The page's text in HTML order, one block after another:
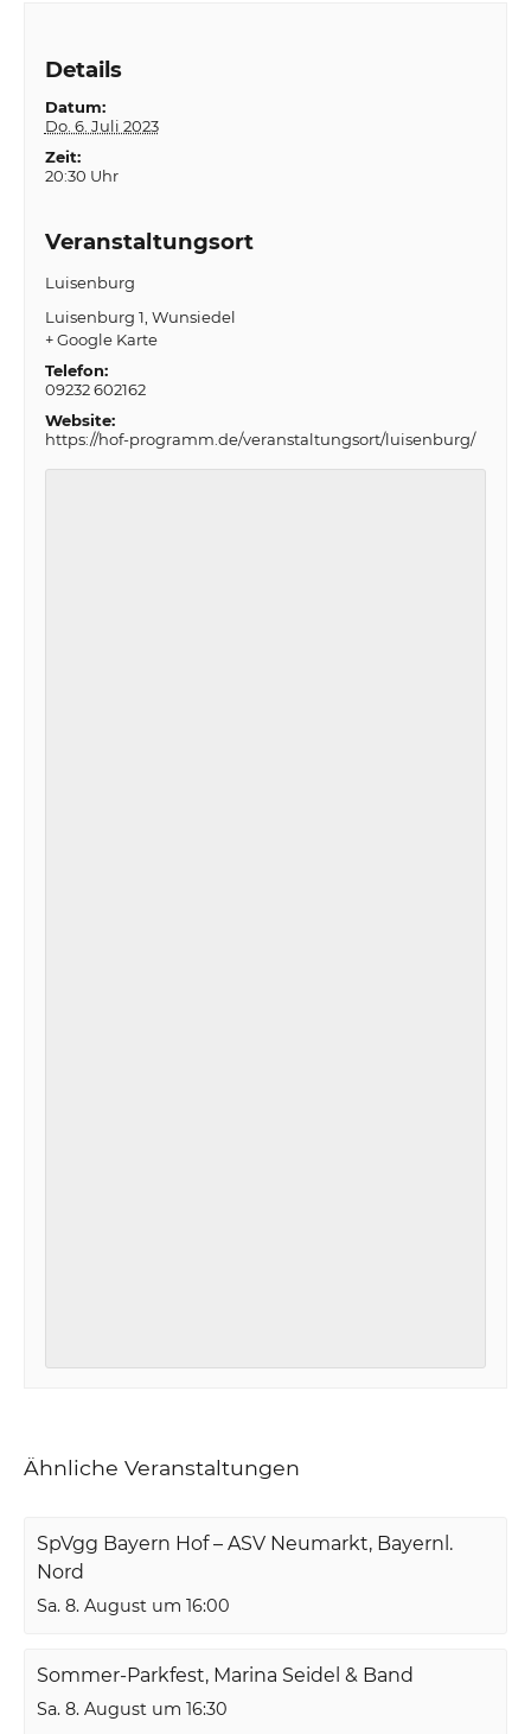
Details
Datum:
Do. 6. Juli 2023
Zeit:
20:30 Uhr
Veranstaltungsort
Luisenburg
Luisenburg 1 Wunsiedel
+ Google Karte
Telefon:
09232 602162
Website:
https://hof-programm.de/veranstaltungsort/luisenburg/
Ähnliche Veranstaltungen
SpVgg Bayern Hof – ASV Neumarkt, Bayernl.
Nord
Sa. 8. August um 16:00
Sommer-Parkfest, Marina Seidel & Band
Sa. 8. August um 16:30